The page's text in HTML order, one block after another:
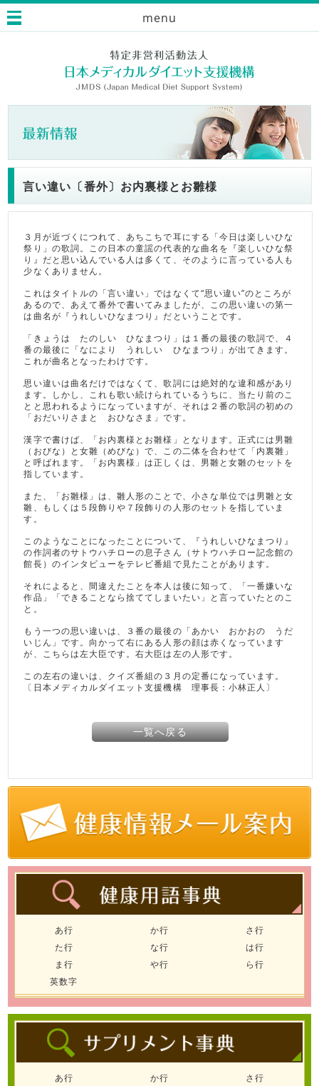
menu
言い違い〔番外〕お内裏様とお雛様
３月が近づくにつれて、あちこちで耳にする「今日は楽しいひな
祭り」の歌詞。この日本の童謡の代表的な曲名を『楽しいひな祭
り』だと思い込んでいる人は多くて、そのように言っている人も
少なくありません。
これはタイトルの「言い違い」ではなくて“思い違い”のところが
あるので、あえて番外で書いてみましたが、この思い違いの第一
は曲名が『うれしいひなまつり』だということです。
「きょうは たのしい ひなまつり」は１番の最後の歌詞で、４
番の最後に「なにより うれしい ひなまつり」が出てきます。
これが曲名となったわけです。
思い違いは曲名だけではなくて、歌詞には絶対的な違和感があり
ます。しかし、これも歌い続けられているうちに、当たり前のこ
とと思われるようになっていますが、それは２番の歌詞の初めの
「おだいりさまと おひなさま」です。
漢字で書けば、「お内裏様とお雛様」となります。正式には男雛
（おびな）と女雛（めびな）で、この二体を合わせて「内裏雛」
と呼ばれます。「お内裏様」は正しくは、男雛と女雛のセットを
指しています。
また、「お雛様」は、雛人形のことで、小さな単位では男雛と女
雛、もしくは５段飾りや７段飾りの人形のセットを指していま
す。
このようなことになったことについて、『うれしいひなまつり』
の作詞者のサトウハチローの息子さん（サトウハチロー記念館の
館長）のインタビューをテレビ番組で見たことがあります。
それによると、間違えたことを本人は後に知って、「一番嫌いな
作品」「できることなら捨ててしまいたい」と言っていたとのこ
と。
もう一つの思い違いは、３番の最後の「あかい おかおの うだ
いじん」です。向かって右にある人形の顔は赤くなっています
が、こちらは左大臣です。右大臣は左の人形です。
この左右の違いは、クイズ番組の３月の定番になっています。
〔日本メディカルダイエット支援機構 理事長：小林正人〕
一覧へ戻る
あ行 か行
さ行
た行
な行
は行
ま行
や行
ら行
英数字
あ行 か行
さ行